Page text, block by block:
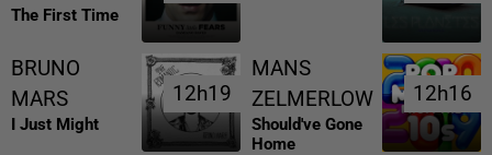
The First Time
BRUNO
MARS
I Just Might
12h19
12h19
MANS
ZELMERLOW
Should've Gone
Home
12h16
12h16